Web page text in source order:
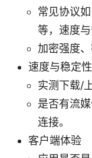
常见协议
等，速度与
加密强度
速度与稳定性
实测下载/
是否有流
连接。
客户端体验